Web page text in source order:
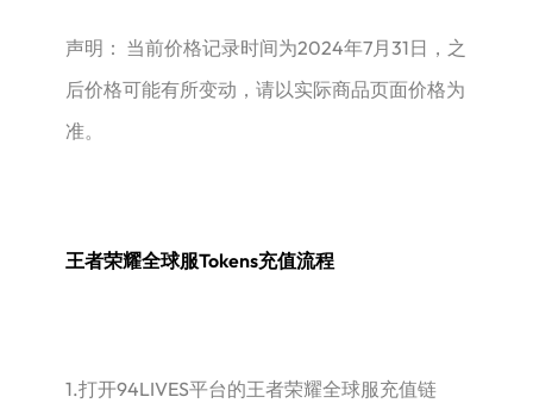
声明： 当前价格记录时间为2024年7月31日，之
后价格可能有所变动，请以实际商品页面价格为
准。
王者荣耀全球服Tokens充值流程
1.打开94LIVES平台的王者荣耀全球服充值链